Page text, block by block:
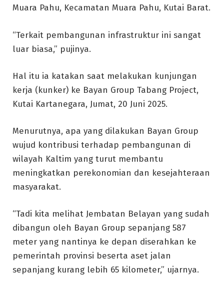
Muara Pahu, Kecamatan Muara Pahu, Kutai Barat.
“Terkait pembangunan infrastruktur ini sangat
luar biasa,” pujinya.
Hal itu ia katakan saat melakukan kunjungan
kerja (kunker) ke Bayan Group Tabang Project,
Kutai Kartanegara, Jumat, 20 Juni 2025.
Menurutnya, apa yang dilakukan Bayan Group
wujud kontribusi terhadap pembangunan di
wilayah Kaltim yang turut membantu
meningkatkan perekonomian dan kesejahteraan
masyarakat.
“Tadi kita melihat Jembatan Belayan yang sudah
dibangun oleh Bayan Group sepanjang 587
meter yang nantinya ke depan diserahkan ke
pemerintah provinsi beserta aset jalan
sepanjang kurang lebih 65 kilometer,” ujarnya.